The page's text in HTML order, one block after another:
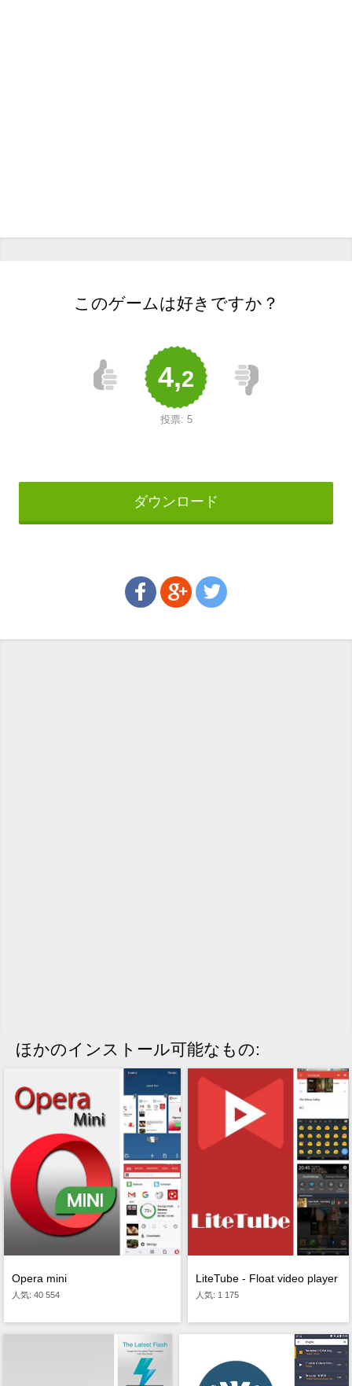
このゲームは好きですか？
4,2
投票: 5
ダウンロード
ほかのインストール可能なもの:
Opera mini
人気: 40 554
LiteTube - Float video player
人気: 1 175